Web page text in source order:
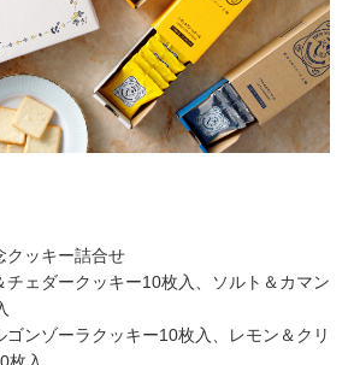
クッキー詰合せ
ェダークッキー10枚入、ソルト＆カマン
ーラクッキー10枚入、レモン＆クリ